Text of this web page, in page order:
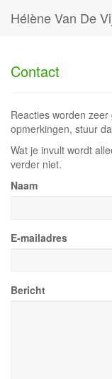
Hélène Van De
Contact
Reacties worden
opmerkingen, stuur
Wat je invult wordt
verder niet.
Naam
E-mailadres
Bericht